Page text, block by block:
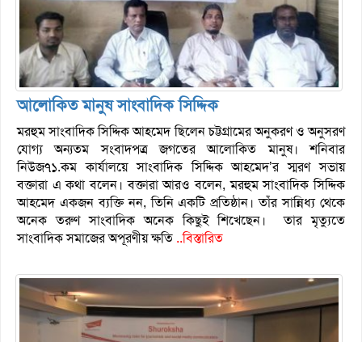
আলোকিত মানুষ সাংবাদিক সিদ্দিক
মরহুম সাংবাদিক সিদ্দিক আহমেদ ছিলেন চট্টগ্রামের অনুকরণ ও অনুসরণ
যোগ্য অন্যতম সংবাদপত্র জগতের আলোকিত মানুষ। শনিবার
নিউজ৭১.কম কার্যালয়ে সাংবাদিক সিদ্দিক আহমেদ’র স্মরণ সভায়
বক্তারা এ কথা বলেন। বক্তারা আরও বলেন, মরহুম সাংবাদিক সিদ্দিক
আহমেদ একজন ব্যক্তি নন, তিনি একটি প্রতিষ্ঠান। তাঁর সান্নিধ্য থেকে
অনেক তরুণ সাংবাদিক অনেক কিছুই শিখেছেন। তার মৃত্যুতে
সাংবাদিক সমাজের অপূরণীয় ক্ষতি ..বিস্তারিত